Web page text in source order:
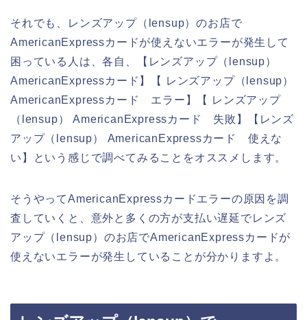
それでも、レンズアップ（lensup）のお店で
AmericanExpressカードが使えないエラーが発生して
困っている人は、各自、【レンズアップ（lensup）
AmericanExpressカード】【 レンズアップ（lensup）
AmericanExpressカード エラー】【 レンズアップ
（lensup） AmericanExpressカード 失敗】【レンズ
アップ（lensup） AmericanExpressカード 使えな
い】という感じで調べてみることをオススメします。
そうやってAmericanExpressカードエラーの原因を調
査していくと、意外と多くの方が支払い遅延でレンズ
アップ（lensup）のお店でAmericanExpressカードが
使えないエラーが発生していることが分かりますよ。